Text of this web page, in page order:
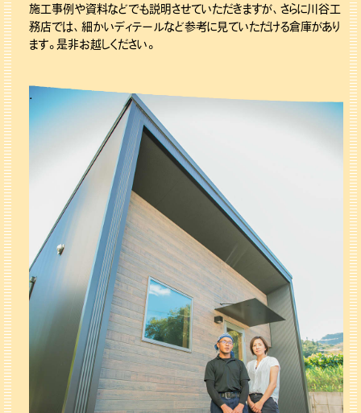
施工事例や資料などでも説明させていただきますが、さらに川谷工
務店では、細かいディテールなど参考に見ていただける倉庫があり
ます。是非お越しください。